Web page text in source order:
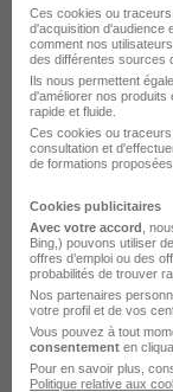
BTS Mco
Polyvalent
Pigier Paris
Paris 13e - 75
Voir l’offre
Ces cookies ou
d'acquisition d'audience
comment nos
des différentes sources
Ils nous permettent
d'améliorer nos produits
rapide et fluide.
Ces cookies ou
consultation et
de formations proposées.
Cookies publicitaires
Avec votre accord ,
Bing,) pouvons utiliser
offres d’emploi ou des
probabilités de trouver
Nos partenaires
votre profil et de vos
Vous pouvez à tout
consentement en
Pour en savoir plus,
Politique relative aux